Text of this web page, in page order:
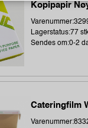
Kopipapir
Lagerstatus:77
Sendes om:0-2
Cateringfilm